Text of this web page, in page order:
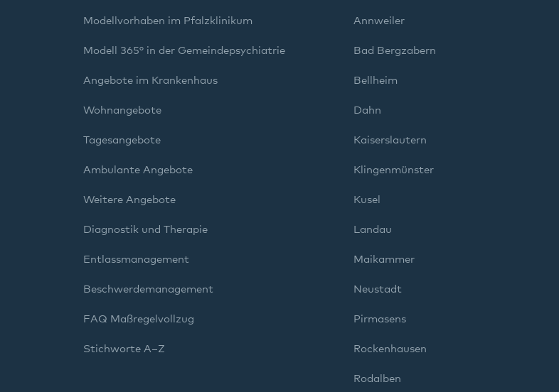
Modellvorhaben im Pfalzklinikum
Modell 365° in der Gemeindepsychiatrie
Angebote im Krankenhaus
Wohnangebote
Tagesangebote
Ambulante Angebote
Weitere Angebote
Diagnostik und Therapie
Entlassmanagement
Beschwerdemanagement
FAQ Maßregelvollzug
Stichworte A–Z
Annweiler
Bad Bergzabern
Bellheim
Dahn
Kaiserslautern
Klingenmünster
Kusel
Landau
Maikammer
Neustadt
Pirmasens
Rockenhausen
Rodalben